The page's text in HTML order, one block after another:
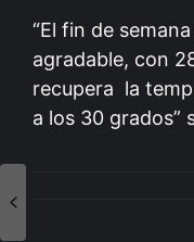
“El fin de
agradable, con
recupera la
a los 30 grados”